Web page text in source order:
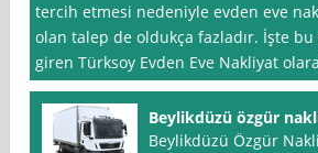
tercih etmesi nedeniyle evden eve
olan talep de oldukça fazladır. İşte
giren Türksoy Evden Eve Nakliyat
Beylikdüzü özgür
Beylikdüzü Özgür